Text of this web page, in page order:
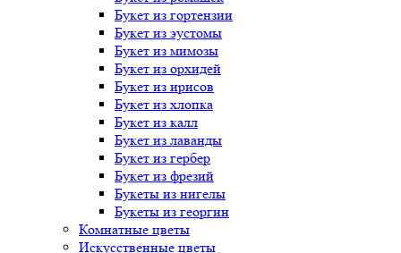
Букет из гортензии
Букет из эустомы
Букет из мимозы
Букет из орхидей
Букет из ирисов
Букет из хлопка
Букет из калл
Букет из лаванды
Букет из гербер
Букет из фрезий
Букеты из нигелы
Букеты из георгин
Комнатные цветы
Искусственные цветы